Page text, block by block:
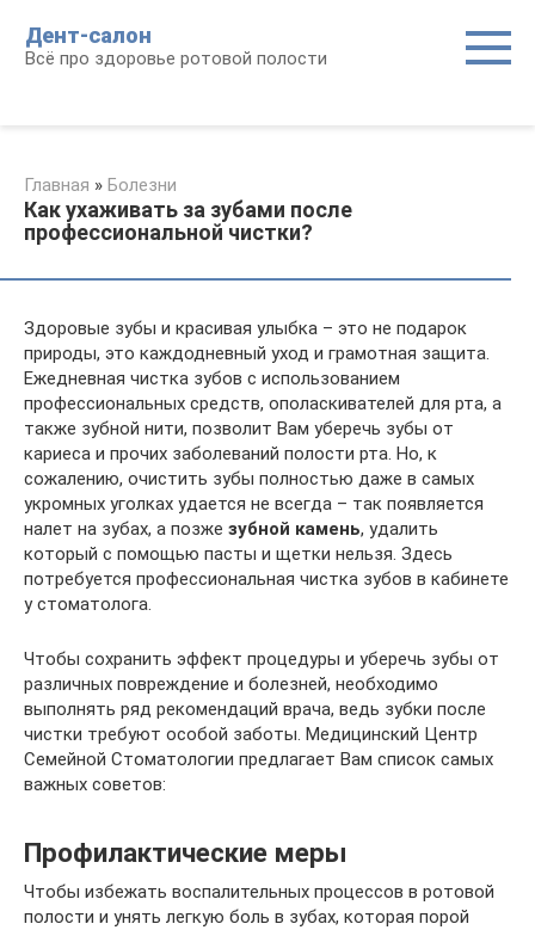
контенту
Дент-салон
Всё про здоровье ротовой полости
Главная » Болезни
Как ухаживать за зубами после
профессиональной чистки?
Здоровые зубы и красивая улыбка – это не подарок
природы, это каждодневный уход и грамотная защита.
Ежедневная чистка зубов с использованием
профессиональных средств, ополаскивателей для рта, а
также зубной нити, позволит Вам уберечь зубы от
кариеса и прочих заболеваний полости рта. Но, к
сожалению, очистить зубы полностью даже в самых
укромных уголках удается не всегда – так появляется
налет на зубах, а позже зубной камень, удалить
который с помощью пасты и щетки нельзя. Здесь
потребуется профессиональная чистка зубов в кабинете
у стоматолога.
Чтобы сохранить эффект процедуры и уберечь зубы от
различных повреждение и болезней, необходимо
выполнять ряд рекомендаций врача, ведь зубки после
чистки требуют особой заботы. Медицинский Центр
Семейной Стоматологии предлагает Вам список самых
важных советов:
Профилактические меры
Чтобы избежать воспалительных процессов в ротовой
полости и унять легкую боль в зубах, которая порой